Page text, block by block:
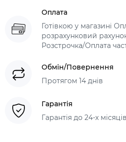
Оплата
Готівкою у магазині
розрахунковий
Розстрочка/Оплата
Обмін/Повернення
Протягом 14 днів
Гарантія
Гарантія до 24-х місяців